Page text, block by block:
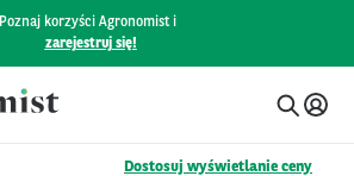
Poznaj korzyści Agronomist i
zarejestruj się!
Dostosuj wyświetlanie ceny